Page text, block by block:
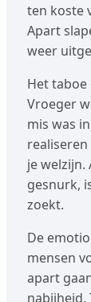
ten koste
Apart
weer
Het
Vroeger
mis was
je
gesnurk,
zoekt.
De
mensen
apart